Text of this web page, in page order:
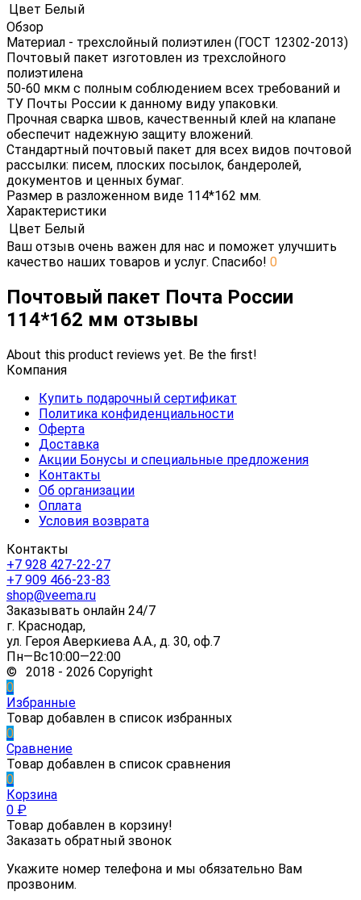
Цвет Белый
Обзор
Материал - трехслойный полиэтилен (ГОСТ 12302-2013)
Почтовый пакет изготовлен из трехслойного
полиэтилена
50-60 мкм с полным соблюдением всех требований и
ТУ Почты России к данному виду упаковки.
Прочная сварка швов, качественный клей на клапане
обеспечит надежную защиту вложений.
Стандартный почтовый пакет для всех видов почтовой
рассылки: писем, плоских посылок, бандеролей,
документов и ценных бумаг.
Размер в разложенном виде 114*162 мм.
Характеристики
Цвет Белый
Ваш отзыв очень важен для нас и поможет улучшить
качество наших товаров и услуг. Спасибо! 0
Почтовый пакет Почта России
114*162 мм отзывы
About this product reviews yet. Be the first!
Компания
Купить подарочный сертификат
Политика конфиденциальности
Оферта
Доставка
Акции Бонусы и специальные предложения
Контакты
Об организации
Оплата
Условия возврата
Контакты
+7 928 427-22-27
+7 909 466-23-83
shop@veema.ru
Заказывать онлайн 24/7
г. Краснодар,
ул. Героя Аверкиева А.А., д. 30, оф.7
Пн—Вс10:00—22:00
© 2018 - 2026 Copyright
0
Избранные
Товар добавлен в список избранных
0
Сравнение
Товар добавлен в список сравнения
0
Корзина
0 ₽
Товар добавлен в корзину!
Заказать обратный звонок
Укажите номер телефона и мы обязательно Вам
прозвоним.